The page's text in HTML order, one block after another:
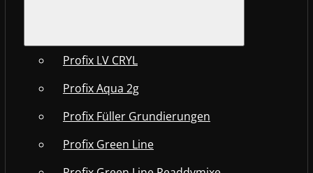
Profix LV CRYL
Profix Aqua 2g
Profix Füller Grundierungen
Profix Green Line